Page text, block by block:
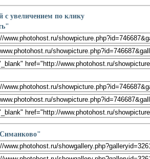
с увеличением по клику